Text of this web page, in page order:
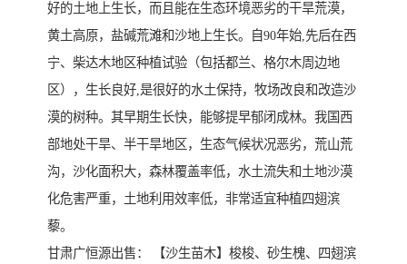
好的土地上生长，而且能在生态环境恶劣的干旱荒漠，
黄土高原，盐碱荒滩和沙地上生长。自90年始,先后在西
宁、柴达木地区种植试验（包括都兰、格尔木周边地
区），生长良好,是很好的水土保持，牧场改良和改造沙
漠的树种。其早期生长快，能够提早郁闭成林。我国西
部地处干旱、半干旱地区，生态气候状况恶劣，荒山荒
沟，沙化面积大，森林覆盖率低，水土流失和土地沙漠
化危害严重，土地利用效率低，非常适宜种植四翅滨
藜。
甘肃广恒源出售： 【沙生苗木】梭梭、砂生槐、四翅滨